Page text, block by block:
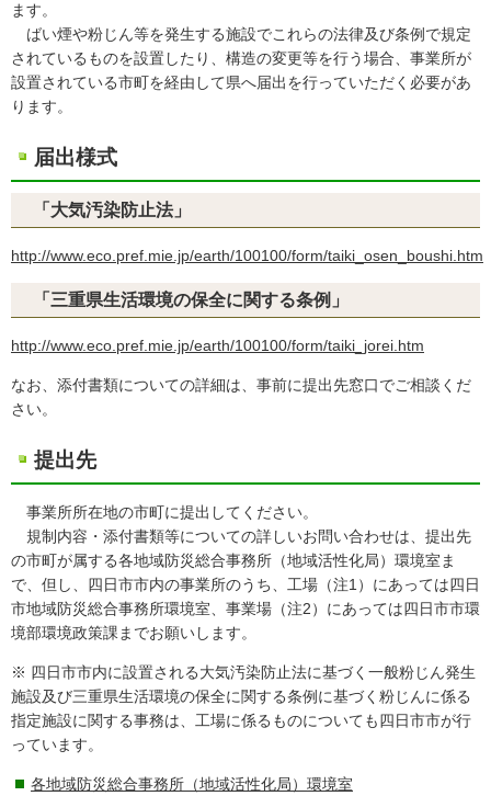
ます。
ばい煙や粉じん等を発生する施設でこれらの法律及び条例で規定
されているものを設置したり、構造の変更等を行う場合、事業所が
設置されている市町を経由して県へ届出を行っていただく必要があ
ります。
届出様式
「大気汚染防止法」
http://www.eco.pref.mie.jp/earth/100100/form/taiki_osen_boushi.htm
「三重県生活環境の保全に関する条例」
http://www.eco.pref.mie.jp/earth/100100/form/taiki_jorei.htm
なお、添付書類についての詳細は、事前に提出先窓口でご相談くだ
さい。
提出先
事業所所在地の市町に提出してください。
規制内容・添付書類等についての詳しいお問い合わせは、提出先
の市町が属する各地域防災総合事務所（地域活性化局）環境室ま
で、但し、四日市市内の事業所のうち、工場（注1）にあっては四日
市地域防災総合事務所環境室、事業場（注2）にあっては四日市市環
境部環境政策課までお願いします。
※ 四日市市内に設置される大気汚染防止法に基づく一般粉じん発生
施設及び三重県生活環境の保全に関する条例に基づく粉じんに係る
指定施設に関する事務は、工場に係るものについても四日市市が行
っています。
各地域防災総合事務所（地域活性化局）環境室